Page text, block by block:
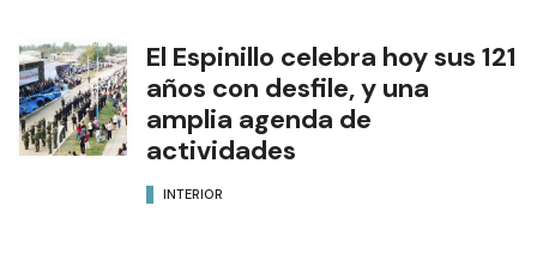
El Espinillo celebra hoy sus 121
años con desfile, y una
amplia agenda de
actividades
INTERIOR